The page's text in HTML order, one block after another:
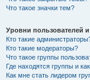
Что такое значки тем?
Уровни пользователей
Кто такие
Кто такие модераторы?
Что такое группы
Где находятся группы и
Как мне стать лидером